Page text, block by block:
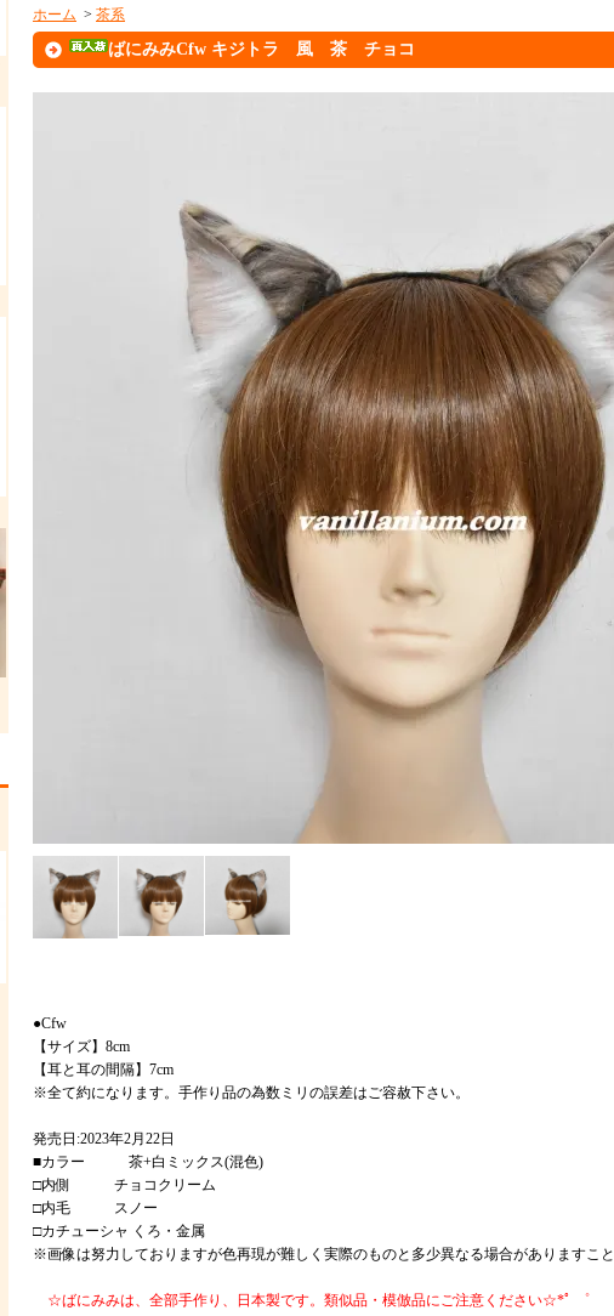
ホーム > 茶系
ばにみみCfw キジトラ 風 茶 チョコ
●Cfw
【サイズ】8cm
【耳と耳の間隔】7cm
※全て約になります。手作り品の為数ミリの誤差はご容赦下さい。
発売日:2023年2月22日
■カラー 茶+白ミックス(混色)
□内側 チョコクリーム
□内毛 スノー
□カチューシャ くろ・金属
※画像は努力しておりますが色再現が難しく実際のものと多少異なる場合がありますこ
☆ばにみみは、全部手作り、日本製です。類似品・模倣品にご注意ください☆*ﾟ ゜